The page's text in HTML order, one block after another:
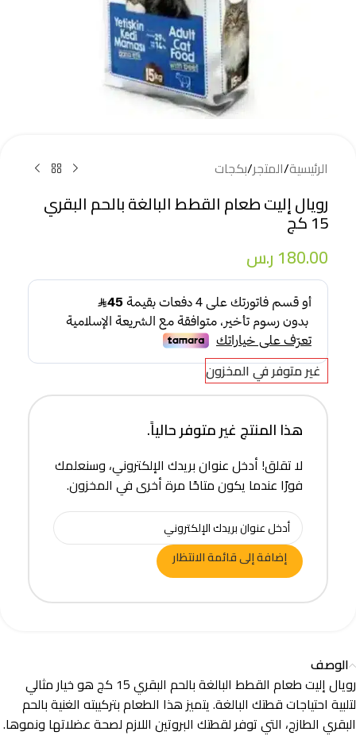
الرئيسية/المتجر/بكجات
رويال إليت طعام القطط البالغة بالحم البقري
15 كج
180.00 ر.س
غير متوفر في المخزون
هذا المنتج غير متوفر حالياً.
لا تقلق! أدخل عنوان بريدك الإلكتروني، وسنعلمك
فورًا عندما يكون متاحًا مرة أخرى في المخزون.
إضافة إلى قائمة الانتظار
الوصف
رويال إليت طعام القطط البالغة بالحم البقري 15 كج هو خيار مثالي
لتلبية احتياجات قطتك البالغة. يتميز هذا الطعام بتركيبته الغنية بالحم
البقري الطازج، التي توفر لقطتك البروتين اللازم لصحة عضلاتها ونموها.